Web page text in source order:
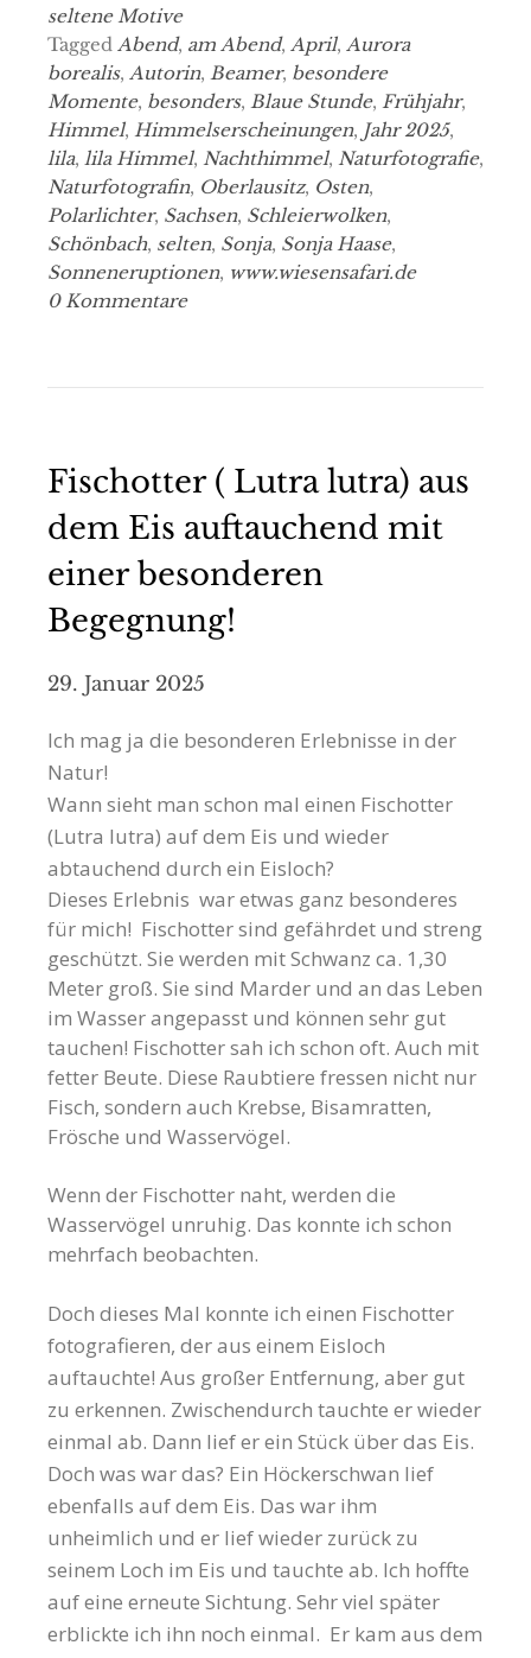
seltene Motive
Tagged Abend, am Abend, April, Aurora
borealis, Autorin, Beamer, besondere
Momente, besonders, Blaue Stunde, Frühjahr,
Himmel, Himmelserscheinungen, Jahr 2025,
lila, lila Himmel, Nachthimmel, Naturfotografie,
Naturfotografin, Oberlausitz, Osten,
Polarlichter, Sachsen, Schleierwolken,
Schönbach, selten, Sonja, Sonja Haase,
Sonneneruptionen, www.wiesensafari.de
0 Kommentare
Fischotter ( Lutra lutra) aus
dem Eis auftauchend mit
einer besonderen
Begegnung!
29. Januar 2025
Ich mag ja die besonderen Erlebnisse in der
Natur!
Wann sieht man schon mal einen Fischotter
(Lutra lutra) auf dem Eis und wieder
abtauchend durch ein Eisloch?
Dieses Erlebnis war etwas ganz besonderes
für mich! Fischotter sind gefährdet und streng
geschützt. Sie werden mit Schwanz ca. 1,30
Meter groß. Sie sind Marder und an das Leben
im Wasser angepasst und können sehr gut
tauchen! Fischotter sah ich schon oft. Auch mit
fetter Beute. Diese Raubtiere fressen nicht nur
Fisch, sondern auch Krebse, Bisamratten,
Frösche und Wasservögel.
Wenn der Fischotter naht, werden die
Wasservögel unruhig. Das konnte ich schon
mehrfach beobachten.
Doch dieses Mal konnte ich einen Fischotter
fotografieren, der aus einem Eisloch
auftauchte! Aus großer Entfernung, aber gut
zu erkennen. Zwischendurch tauchte er wieder
einmal ab. Dann lief er ein Stück über das Eis.
Doch was war das? Ein Höckerschwan lief
ebenfalls auf dem Eis. Das war ihm
unheimlich und er lief wieder zurück zu
seinem Loch im Eis und tauchte ab. Ich hoffte
auf eine erneute Sichtung. Sehr viel später
erblickte ich ihn noch einmal. Er kam aus dem